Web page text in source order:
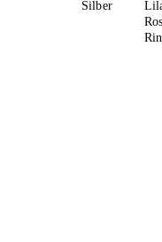
Silber